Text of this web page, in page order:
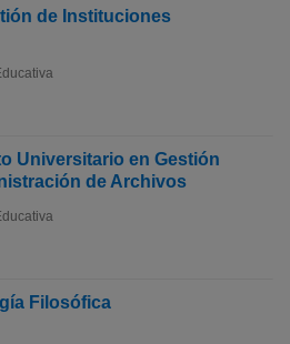
de Instituciones
Universitario en Gestión
de Archivos
Filosófica